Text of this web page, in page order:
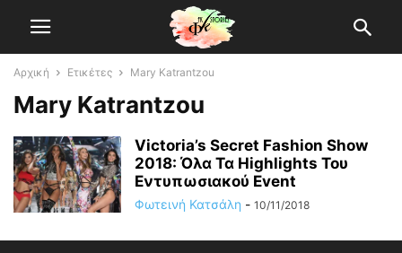
Αρχική Ετικέτες Mary Katrantzou
Mary Katrantzou
Victoria’s Secret Fashion Show
2018: Όλα Τα Highlights Του
Εντυπωσιακού Event
Φωτεινή Κατσάλη - 10/11/2018